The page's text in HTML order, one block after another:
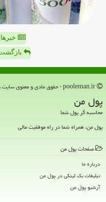
پول من
محاسبه گر پول شما
پول من، همراه شما در راه موفقیت مالی
صفحات پول من
درباره ما
تبلیغات بک لینکی در پول من
آرشیو پول من